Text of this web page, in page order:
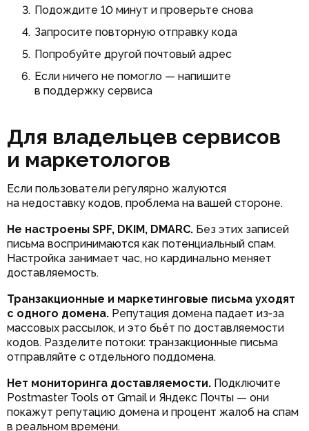
Подождите 10 минут и проверьте снова
Запросите повторную отправку кода
Попробуйте другой почтовый адрес
Если ничего не помогло — напишите
в поддержку сервиса
Для владельцев сервисов
и маркетологов
Если пользователи регулярно жалуются
на недоставку кодов, проблема на вашей стороне.
Не настроены SPF, DKIM, DMARC. Без этих записей
письма воспринимаются как потенциальный спам.
Настройка занимает час, но кардинально меняет
доставляемость.
Транзакционные и маркетинговые письма уходят
с одного домена. Репутация домена падает из‑за
массовых рассылок, и это бьёт по доставляемости
кодов. Разделите потоки: транзакционные письма
отправляйте с отдельного поддомена.
Нет мониторинга доставляемости. Подключите
Postmaster Tools от Gmail и Яндекс Почты — они
покажут репутацию домена и процент жалоб на спам
в реальном времени.